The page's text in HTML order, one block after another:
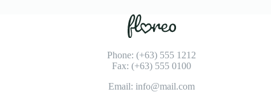
Phone: (+63) 555 1212
Fax: (+63) 555 0100
Email: info@mail.com